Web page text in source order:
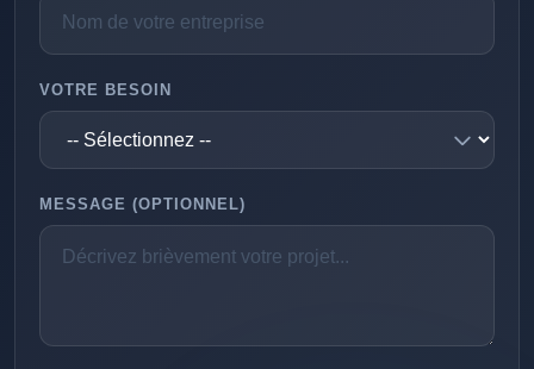
VOTRE BESOIN
MESSAGE (OPTIONNEL)